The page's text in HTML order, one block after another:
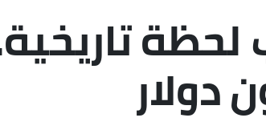
لحظة
دولار